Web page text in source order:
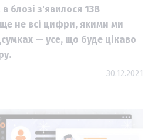
блозі з'явилося 138
ще не всі цифри, якими ми
— усе, що буде цікаво
30.12.2021